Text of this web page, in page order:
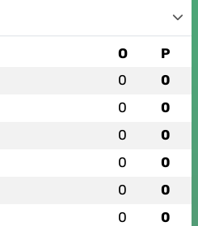
O P
0 0
0 0
0 0
0 0
0 0
0 0